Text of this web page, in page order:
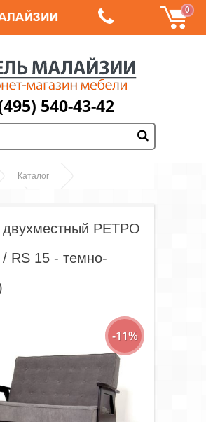
0
540-43-42
Каталог
RS 15 - темно-серый)
РЕТРО
/ RS 15 - темно-
-11%